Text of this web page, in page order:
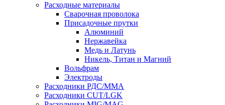
Расходные материалы
Сварочная проволока
Присадочные прутки
Алюминий
Нержавейка
Медь и Латунь
Никель, Титан и Магний
Вольфрам
Электроды
Расходники РДС/MMA
Расходники CUT/LGK